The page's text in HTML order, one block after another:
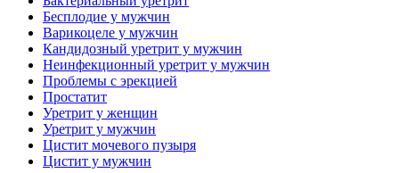
Бесплодие у мужчин
Варикоцеле у мужчин
Кандидозный уретрит у мужчин
Неинфекционный уретрит у мужчин
Проблемы с эрекцией
Простатит
Уретрит у женщин
Уретрит у мужчин
Цистит мочевого пузыря
Цистит у мужчин